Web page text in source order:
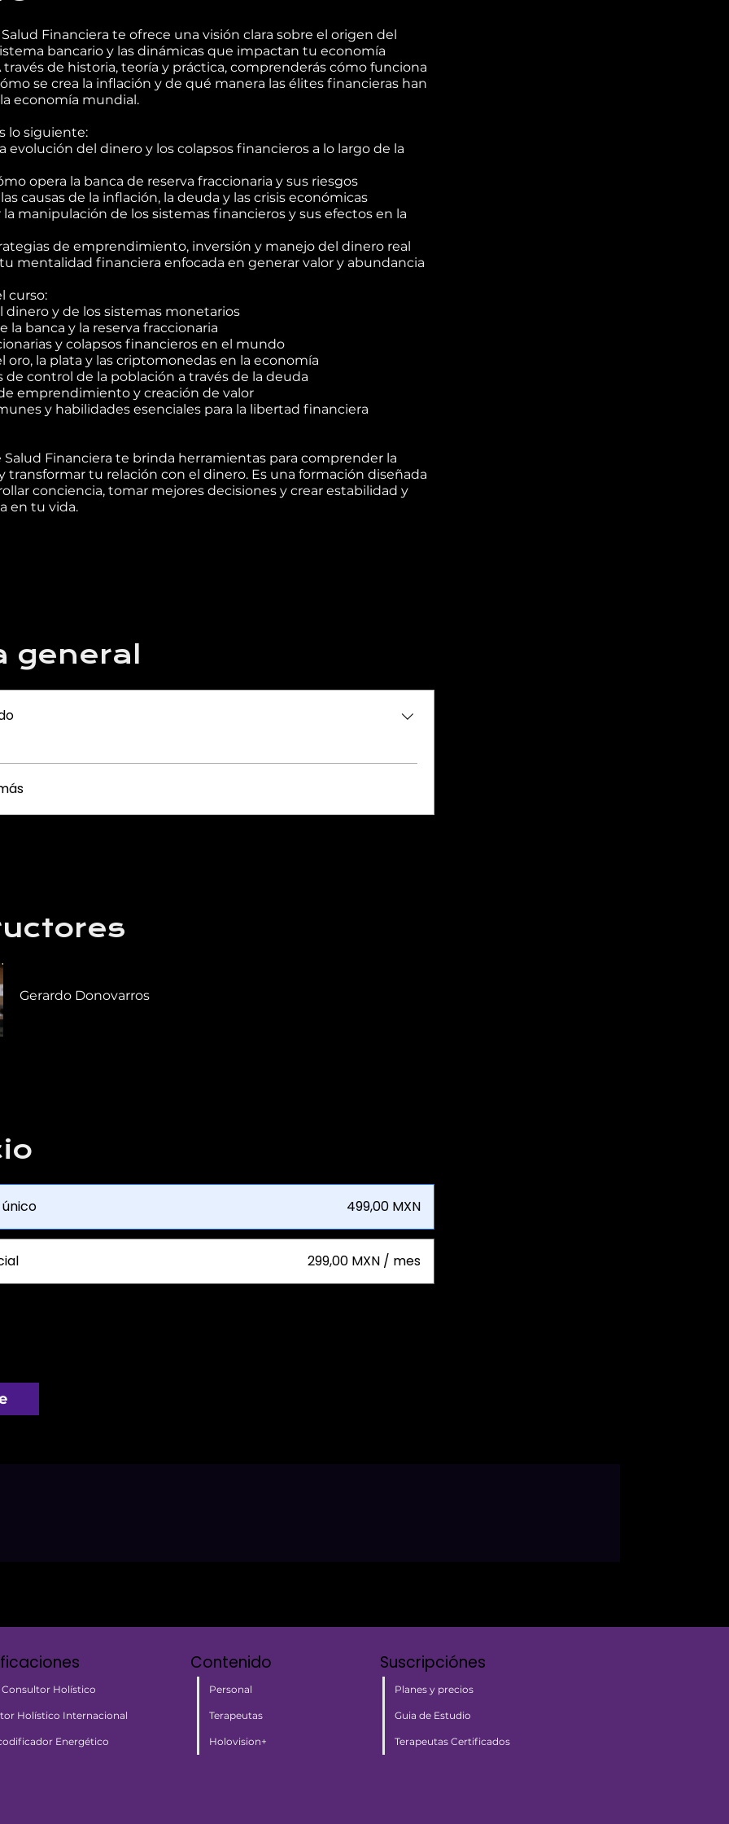
Financiera te ofrece una visión clara sobre el origen del
bancario y las dinámicas que impactan tu economía
través de historia, teoría y práctica, comprenderás cómo funciona
se crea la inflación y de qué manera las élites financieras han
economía mundial.
lo siguiente:
evolución del dinero y los colapsos financieros a lo largo de la
opera la banca de reserva fraccionaria y sus riesgos
causas de la inflación, la deuda y las crisis económicas
la manipulación de los sistemas financieros y sus efectos en la
de emprendimiento, inversión y manejo del dinero real
mentalidad financiera enfocada en generar valor y abundancia
curso:
dinero y de los sistemas monetarios
la banca y la reserva fraccionaria
y colapsos financieros en el mundo
oro, la plata y las criptomonedas en la economía
de control de la población a través de la deuda
emprendimiento y creación de valor
y habilidades esenciales para la libertad financiera
Salud Financiera te brinda herramientas para comprender la
transformar tu relación con el dinero. Es una formación diseñada
conciencia, tomar mejores decisiones y crear estabilidad y
en tu vida.
general
Gerardo Donovarros
499,00 MXN
299,00 MXN / mes
Consultor Holístico
Holístico Internacional
Energético
Contenido
Personal
Terapeutas
Holovision+
Planes y precios
Guia de Estudio
Terapeutas Certificados
Suscripciónes